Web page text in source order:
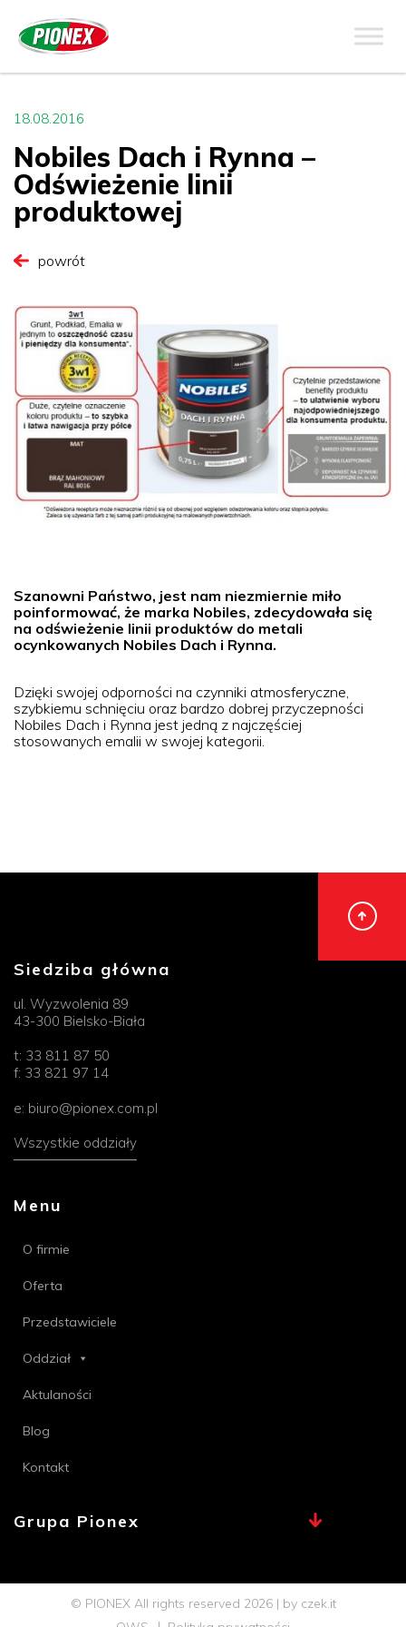
18.08.2016
Nobiles Dach i Rynna –
Odświeżenie linii
produktowej
powrót
Szanowni Państwo, jest nam niezmiernie miło
poinformować, że marka Nobiles, zdecydowała się
na odświeżenie linii produktów do metali
ocynkowanych Nobiles Dach i Rynna.
Dzięki swojej odporności na czynniki atmosferyczne,
szybkiemu schnięciu oraz bardzo dobrej przyczepności
Nobiles Dach i Rynna jest jedną z najczęściej
stosowanych emalii w swojej kategorii.
Siedziba główna
ul. Wyzwolenia 89
43-300 Bielsko-Biała
t: 33 811 87 50
f: 33 821 97 14
e: biuro@pionex.com.pl
Wszystkie oddziały
Menu
O firmie
Oferta
Przedstawiciele
Oddział
Aktulaności
Blog
Kontakt
Grupa Pionex
Chemia Bielsko
Profi PSB© PIONEX All rights reserved 2026 | by czek.it